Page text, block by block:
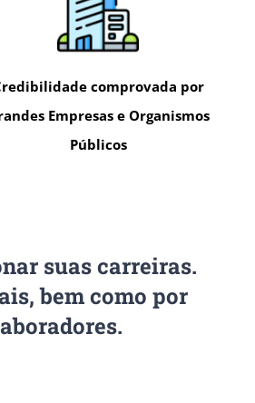
comprovada por
Empresas e Organismos
Públicos
suas carreiras.
bem como por